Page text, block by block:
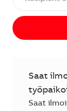
Saat
Saat